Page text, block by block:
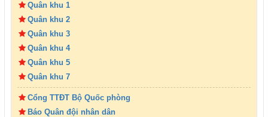
Quân khu 1
Quân khu 2
Quân khu 3
Quân khu 4
Quân khu 5
Quân khu 7
Cổng TTĐT Bộ Quốc phòng
Báo Quân đội nhân dân